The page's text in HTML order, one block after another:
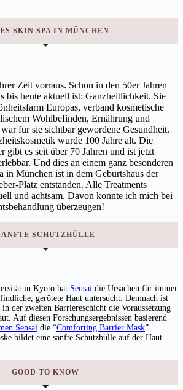
SKIN SPA IN MÜNCHEN
Zeit vorraus. Schon in den 50er Jahren
bis heute aktuell ist: Ganzheitlichkeit. Sie
Europas, verband kosmetische
Wohlbefinden, Ernährung und
für sie sichtbar gewordene Gesundheit.
wurde 100 Jahre alt. Die
gibt es seit über 70 Jahren und ist jetzt
Und dies an einem ganz besonderen
in München ist in dem Geburtshaus der
Platz entstanden. Alle Treatments
und achtsam. Davon konnte ich mich bei
überzeugen!
SCHUTZHÜLLE
in Kyoto hat Sensai die Ursachen für immer
gerötete Haut untersucht. Demnach ist
der zweiten Barriereschicht die Voraussetzung
Auf diesen Forschungsergebnissen basierend
Sensai die “Comforting Barrier Mask”
bildet eine sanfte Schutzhülle auf der Haut.
GOOD TO KNOW